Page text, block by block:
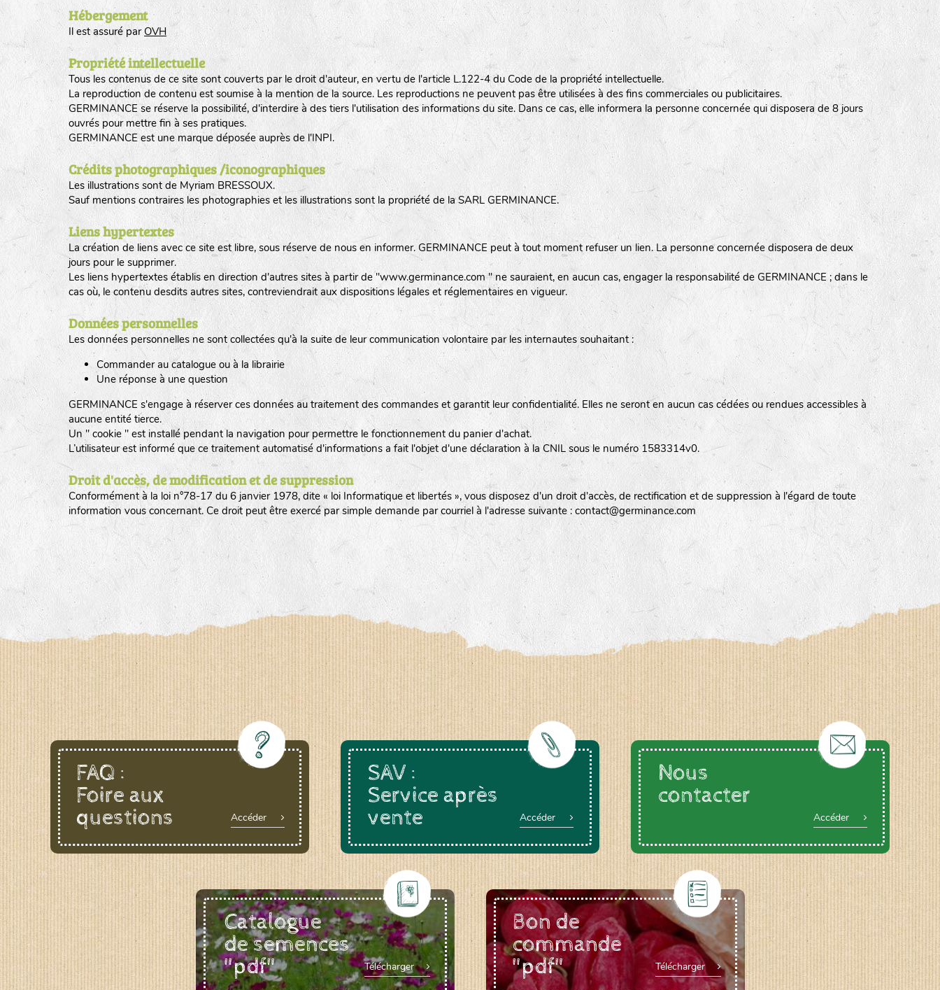
Hébergement
Il est assuré parOVH
Propriété intellectuelle
Tous les contenus de ce site sont couverts par le droit d'auteur, en vertu de l'article L.122-4 du Code de la propriété intellectuelle.
La reproduction de contenu est soumise à la mention de la source. Les reproductions ne peuvent pas être utilisées à des fins commerciales ou publicitaires.
GERMINANCE se réserve la possibilité, d'interdire à des tiers l'utilisation des informations du site. Dans ce cas, elle informera la personne concernée qui disposera de 8 jours
ouvrés pour mettre fin à ses pratiques.
GERMINANCE est une marque déposée auprès de l'INPI.
Crédits photographiques /iconographiques
Les illustrations sont de Myriam BRESSOUX.
Sauf mentions contraires les photographies et les illustrations sont la propriété de la SARL GERMINANCE.
Liens hypertextes
La création de liens avec ce site est libre, sous réserve de nous en informer. GERMINANCE peut à tout moment refuser un lien. La personne concernée disposera de deux
jours pour le supprimer.
Les liens hypertextes établis en direction d'autres sites à partir de "www.germinance.com " ne sauraient, en aucun cas, engager la responsabilité de GERMINANCE ; dans le
cas où, le contenu desdits autres sites, contreviendrait aux dispositions légales et réglementaires en vigueur.
Données personnelles
Les données personnelles ne sont collectées qu'à la suite de leur communication volontaire par les internautes souhaitant :
Commander au catalogue ou à la librairie
Une réponse à une question
GERMINANCE s'engage à réserver ces données au traitement des commandes et garantit leur confidentialité. Elles ne seront en aucun cas cédées ou rendues accessibles à
aucune entité tierce.
Un " cookie " est installé pendant la navigation pour permettre le fonctionnement du panier d'achat.
L’utilisateur est informé que ce traitement automatisé d'informations a fait l'objet d'une déclaration à la CNIL sous le numéro 1583314v0.
Droit d'accès, de modification et de suppression
Conformément à la loi n°78-17 du 6 janvier 1978, dite « loi Informatique et libertés », vous disposez d'un droit d'accès, de rectification et de suppression à l'égard de toute
information vous concernant. Ce droit peut être exercé par simple demande par courriel à l'adresse suivante : contact@germinance.com
FAQ :
Foire aux
questions
Accéder
SAV :
Service après
vente
Accéder
Nous
contacter
Accéder
Catalogue
de semences
"pdf"
Télécharger
Bon de
commande
"pdf"
Télécharger